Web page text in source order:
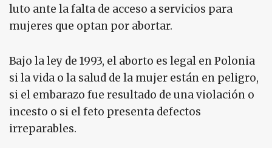
luto ante la falta de acceso a servicios para
mujeres que optan por abortar.
Bajo la ley de 1993, el aborto es legal en Polonia
si la vida o la salud de la mujer están en peligro,
si el embarazo fue resultado de una violación o
incesto o si el feto presenta defectos
irreparables.